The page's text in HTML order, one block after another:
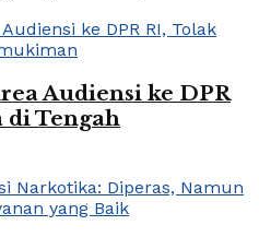
Audiensi ke DPR
di Tengah